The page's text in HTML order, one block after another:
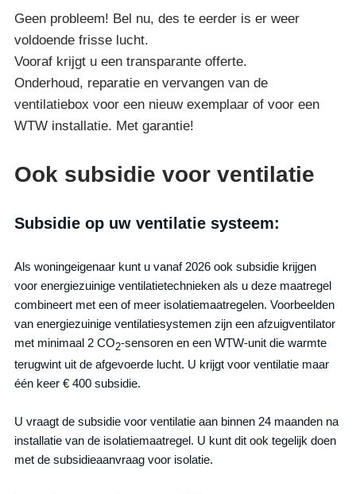
Geen probleem! Bel nu, des te eerder is er weer
voldoende frisse lucht.
Vooraf krijgt u een transparante offerte.
Onderhoud, reparatie en vervangen van de
ventilatiebox voor een nieuw exemplaar of voor een
WTW installatie. Met garantie!
Ook subsidie voor ventilatie
Subsidie op uw ventilatie systeem:
Als woningeigenaar kunt u vanaf 2026 ook subsidie krijgen
voor energiezuinige ventilatietechnieken als u deze maatregel
combineert met een of meer isolatiemaatregelen. Voorbeelden
van energiezuinige ventilatiesystemen zijn een afzuigventilator
met minimaal 2 CO2-sensoren en een WTW-unit die warmte
terugwint uit de afgevoerde lucht. U krijgt voor ventilatie maar
één keer € 400 subsidie.
U vraagt de subsidie voor ventilatie aan binnen 24 maanden na
installatie van de isolatiemaatregel. U kunt dit ook tegelijk doen
met de subsidieaanvraag voor isolatie.